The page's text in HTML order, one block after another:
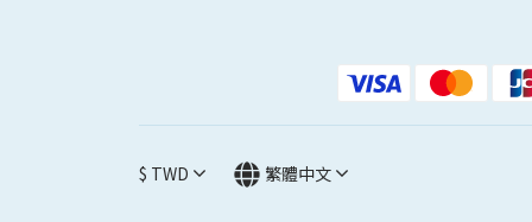
$ TWD 繁體中文